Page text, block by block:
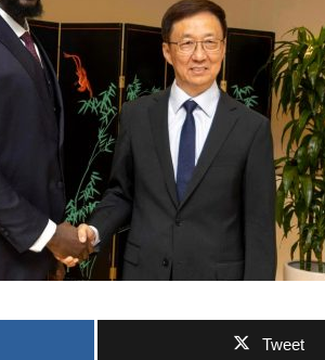
Tweet